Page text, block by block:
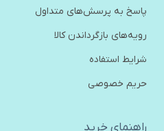
پاسخ به پرسش‌های متداول
رویه‌های بازگرداندن کالا
شرایط استفاده
حریم خصوصی
راهنمای خرید